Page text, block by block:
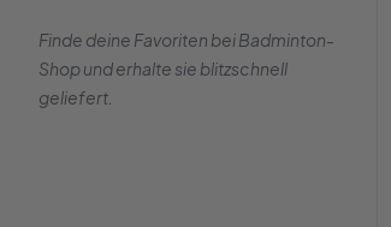
Finde deine Favoriten bei Badminton-
Shop und erhalte sie blitzschnell
geliefert.